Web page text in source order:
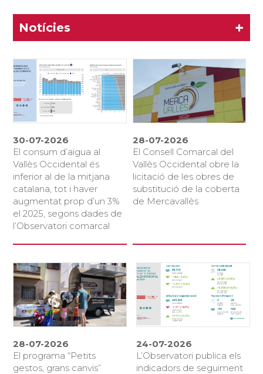
Notícies +
30-07-2026
El consum d’aigua al
Vallès Occidental és
inferior al de la mitjana
catalana, tot i haver
augmentat prop d’un 3%
el 2025, segons dades de
l’Observatori comarcal
28-07-2026
El Consell Comarcal del
Vallès Occidental obre la
licitació de les obres de
substitució de la coberta
de Mercavallès
28-07-2026
El programa “Petits
gestos, grans canvis”
24-07-2026
L’Observatori publica els
indicadors de seguiment